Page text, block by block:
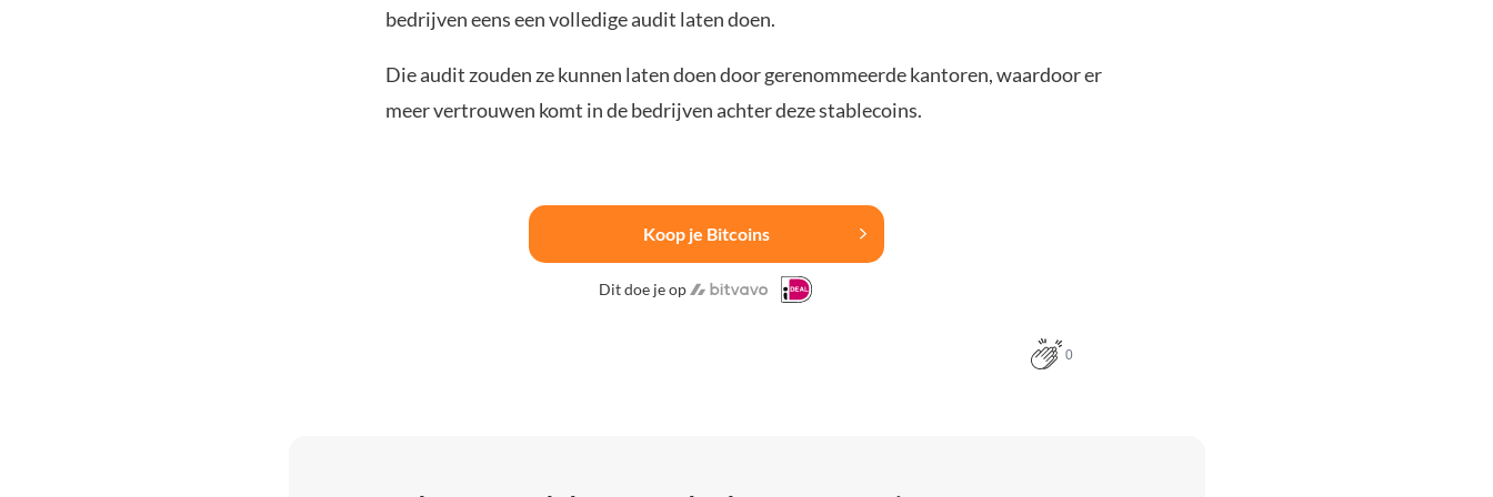
bedrijven eens een volledige audit laten doen.
Die audit zouden ze kunnen laten doen door gerenommeerde kantoren, waardoor er
meer vertrouwen komt in de bedrijven achter deze stablecoins.
Koop je Bitcoins
Dit doe je op
0